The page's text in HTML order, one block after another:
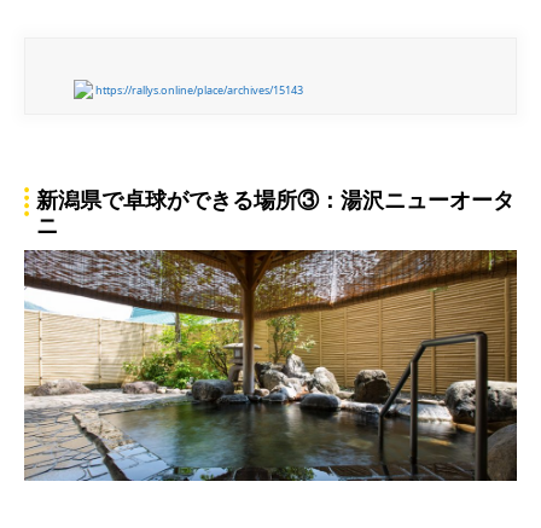
https://rallys.online/place/archives/15143
新潟県で卓球ができる場所③：湯沢ニューオータ
ニ